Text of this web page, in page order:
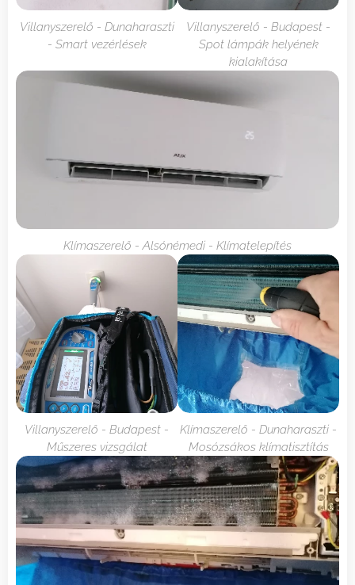
Villanyszerelő - Dunaharaszti
- Smart vezérlések
Villanyszerelő - Budapest -
Spot lámpák helyének
kialakítása
Klímaszerelő - Alsónémedi - Klímatelepítés
Villanyszerelő - Budapest -
Műszeres vizsgálat
Klímaszerelő - Dunaharaszti -
Mosózsákos klímatisztítás